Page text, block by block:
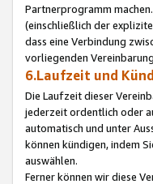
Partnerprogramm
(einschließlich der
dass eine Verbindung
vorliegenden
6.Laufzeit und
Die Laufzeit dieser
jederzeit ordentlich oder
automatisch und unter
können kündigen, indem
auswählen.
Ferner können wir diese